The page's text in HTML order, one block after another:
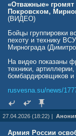
«Отважные» громят
Покровском,
(ВИДЕО)
Бойцы группировки
пехоту и технику
Мирнограда
На видео показаны
техники,
бомбардировщиков и
rusvesna.su/news/
27.04.2026 (18:22) |
Армия России